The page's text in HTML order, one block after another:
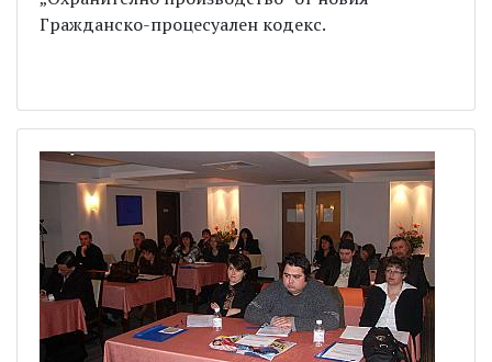
Гражданско-процесуален кодекс.